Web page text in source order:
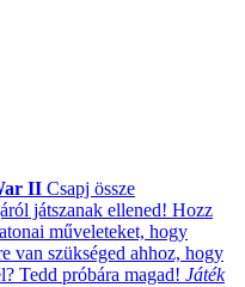
II Csapj össze
játszanak ellened! Hozz
műveleteket, hogy
van szükséged ahhoz, hogy
Tedd próbára magad! Játék